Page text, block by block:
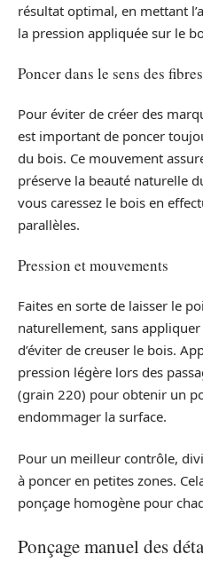
résultat optimal, en mettant
la pression appliquée sur le
Poncer dans le sens des fibres
Pour éviter de créer des
est important de poncer
du bois. Ce mouvement
préserve la beauté naturelle
vous caressez le bois en
parallèles.
Pression et mouvements
Faites en sorte de laisser le
naturellement, sans
d’éviter de creuser le bois.
pression légère lors des
(grain 220) pour obtenir un
endommager la surface.
Pour un meilleur contrôle,
à poncer en petites zones.
ponçage homogène pour
Ponçage manuel des